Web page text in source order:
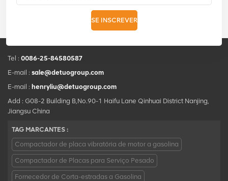
SE INSCREVER
Tel : 0086-25-84580587
E-mail : sale@detuogroup.com
E-mail : henryliu@detuogroup.com
Add : G08-2 Building B,No.90-1 Haifu Lane Qinhuai District Nanjing,
Jiangsu China
TAG MARCANTES :
Compactador de placa vibratória de motor a gasolina
Compactador de Placas para Serviço Pesado
Fornecedor de Corta-estradas a Gasolina